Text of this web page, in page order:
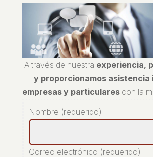
A través de nuestra experiencia,
y proporcionamos asistencia
empresas y particularescon la
Nombre (requerido)
Correo electrónico (requerido)